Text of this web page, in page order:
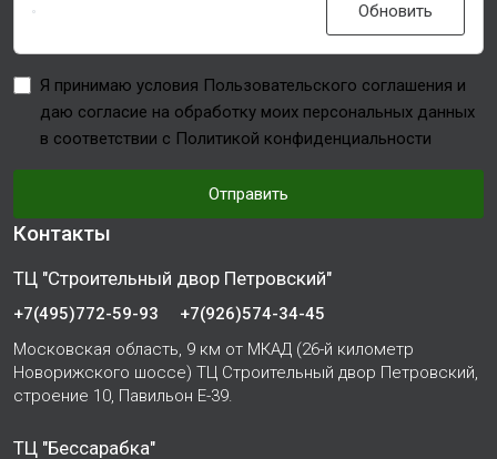
Обновить
Я принимаю условия Пользовательского соглашения и
даю согласие на обработку моих персональных данных
в соответствии с Политикой конфиденциальности
Отправить
Контакты
ТЦ "Строительный двор Петровский"
+7(495)772-59-93
+7(926)574-34-45
Московская область, 9 км от МКАД (26-й километр
Новорижского шоссе) ТЦ Строительный двор Петровский,
строение 10, Павильон Е-39.
ТЦ "Бессарабка"